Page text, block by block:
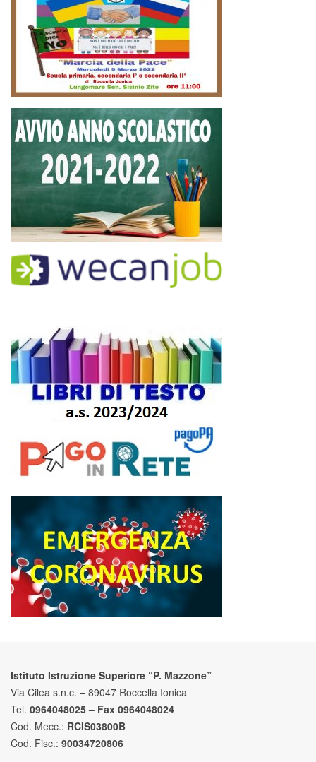
Istituto Istruzione Superiore “P. Mazzone”
Via Cilea s.n.c. – 89047 Roccella Ionica
Tel. 0964048025 – Fax 0964048024
Cod. Mecc.: RCIS03800B
Cod. Fisc.: 90034720806